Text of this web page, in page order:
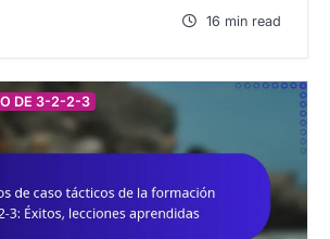
16 min read
DE 3-2-2-3